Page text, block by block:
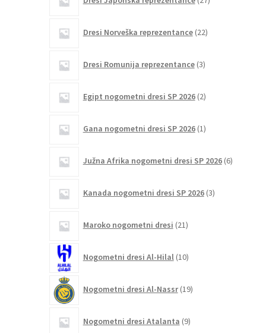
izdelkov
Dresi Norveška reprezentance 22izdelkov
Dresi Romunija reprezentance 3izdelki
Egipt nogometni dresi SP 2026 2izdelka
Gana nogometni dresi SP 2026 1izdelek
Južna Afrika nogometni dresi SP 2026 6izdelkov
Kanada nogometni dresi SP 2026 3izdelki
Maroko nogometni dresi 21izdelkov
Nogometni dresi Al-Hilal 10izdelkov
Nogometni dresi Al-Nassr 19izdelkov
Nogometni dresi Atalanta 9izdelkov